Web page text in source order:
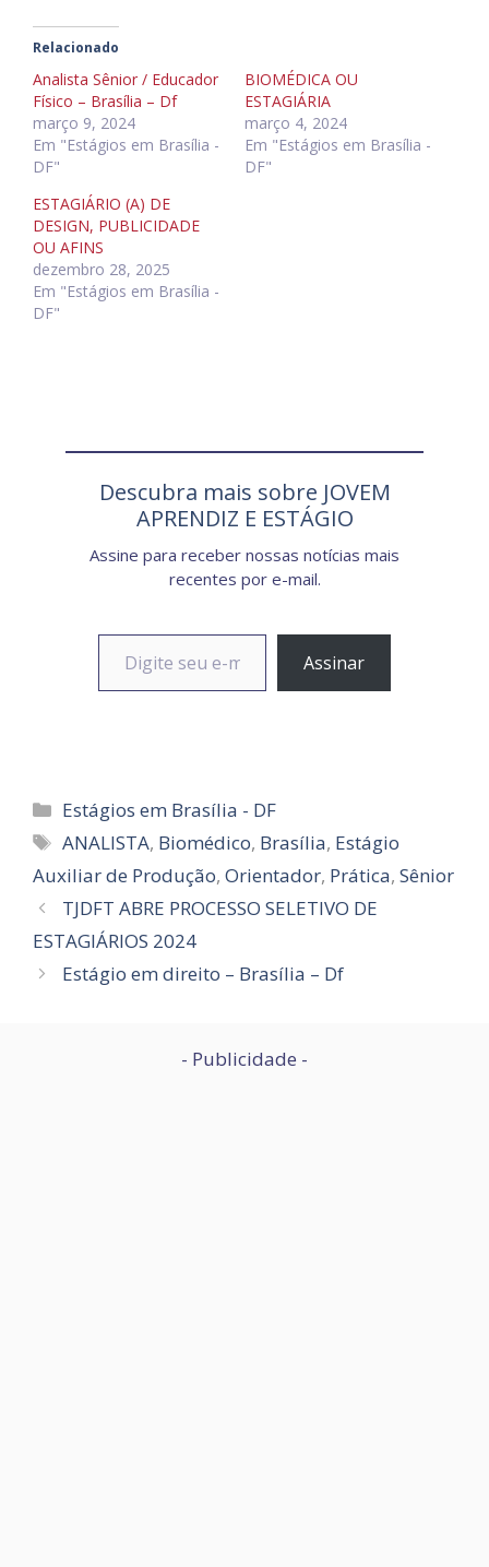
Relacionado
Analista Sênior / Educador
Físico – Brasília – Df
março 9, 2024
Em "Estágios em Brasília -
DF"
BIOMÉDICA OU
ESTAGIÁRIA
março 4, 2024
Em "Estágios em Brasília -
DF"
ESTAGIÁRIO (A) DE
DESIGN, PUBLICIDADE
OU AFINS
dezembro 28, 2025
Em "Estágios em Brasília -
DF"
Descubra mais sobre JOVEM
APRENDIZ E ESTÁGIO
Assine para receber nossas notícias mais
recentes por e-mail.
Digite seu e-mail…
Assinar
Categorias
Estágios em Brasília - DF
Tags
ANALISTA, Biomédico, Brasília, Estágio
Auxiliar de Produção, Orientador, Prática, Sênior
TJDFT ABRE PROCESSO SELETIVO DE
ESTAGIÁRIOS 2024
Estágio em direito – Brasília – Df
- Publicidade -